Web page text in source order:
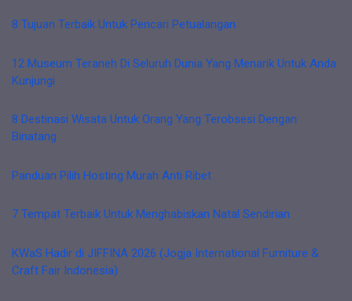
8 Tujuan Terbaik Untuk Pencari Petualangan
12 Museum Teraneh Di Seluruh Dunia Yang Menarik Untuk Anda
Kunjungi
8 Destinasi Wisata Untuk Orang Yang Terobsesi Dengan
Binatang
Panduan Pilih Hosting Murah Anti Ribet
7 Tempat Terbaik Untuk Menghabiskan Natal Sendirian
KWaS Hadir di JIFFINA 2026 (Jogja International Furniture &
Craft Fair Indonesia)